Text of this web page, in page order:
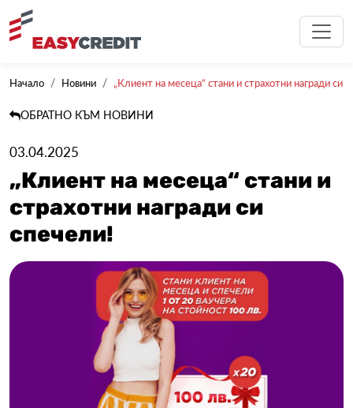
Начало Новини „Клиент на месеца“ стани и страхотни награди си
ОБРАТНО КЪМ НОВИНИ
03.04.2025
„Клиент на месеца“ стани и
страхотни награди си
спечели!